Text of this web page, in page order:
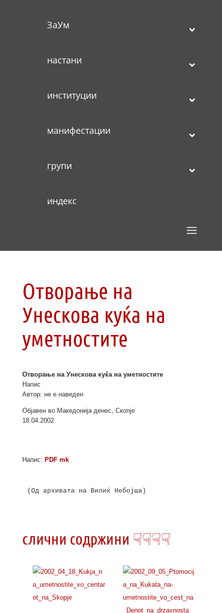
ЗаУм
настани
институции
манифестации
групи
индекс
Отворање на
Унескова куќа на
уметностите
Отворање на Унескова куќа на уметностите
Напис
Автор: не е наведен
Објавен во Македонија денес, Скопје
18.04.2002
Напис: PDF mk
(Од архивата на Вилиќ Небојша)
слични содржини ☟☟☟☟